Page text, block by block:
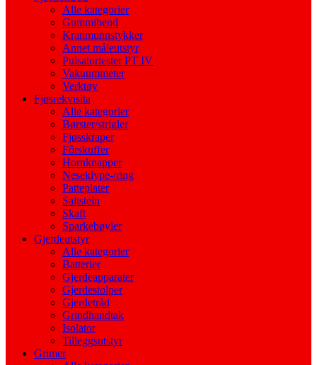
Alle kategorier
Gummibend
Kranmunnstykker
Annet måleutstyr
Pulsatortester PT IV
Vakuummeter
Verktøy
Fjøsrekvisita
Alle kategorier
Børster/strigler
Fjøsskraper
Fôrskuffer
Hornknapper
Neseklype-/ring
Patteplater
Saltstein
Skaft
Sparkebøyler
Gjerdeutstyr
Alle kategorier
Batterier
Gjerdeapparater
Gjerdestolper
Gjerdetråd
Grindhandtak
Isolator
Tilleggsutstyr
Grimer